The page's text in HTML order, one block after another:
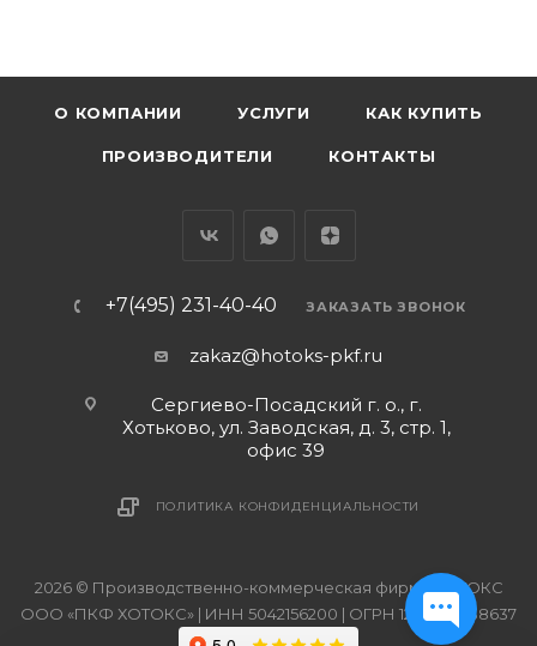
О КОМПАНИИ УСЛУГИ КАК КУПИТЬ
ПРОИЗВОДИТЕЛИ КОНТАКТЫ
+7(495) 231-40-40 ЗАКАЗАТЬ ЗВОНОК
zakaz@hotoks-pkf.ru
Сергиево-Посадский г. о., г.
Хотьково, ул. Заводская, д. 3, стр. 1,
офис 39
ПОЛИТИКА КОНФИДЕНЦИАЛЬНОСТИ
2026 © Производственно-коммерческая фирма ХОТОКС
ООО «ПКФ ХОТОКС» | ИНН 5042156200 | ОГРН 1215000038637